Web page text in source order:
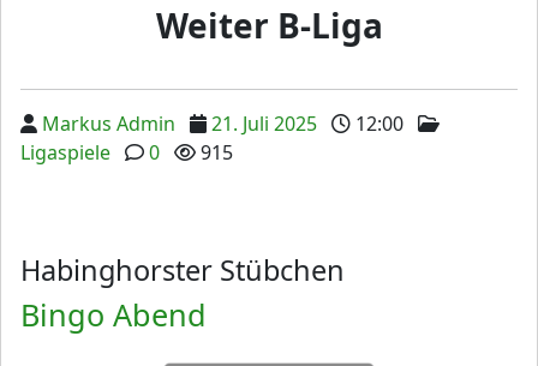
Weiter B-Liga
Markus Admin 21. Juli 2025
12:00
Ligaspiele
0 915
Habinghorster Stübchen
Bingo Abend